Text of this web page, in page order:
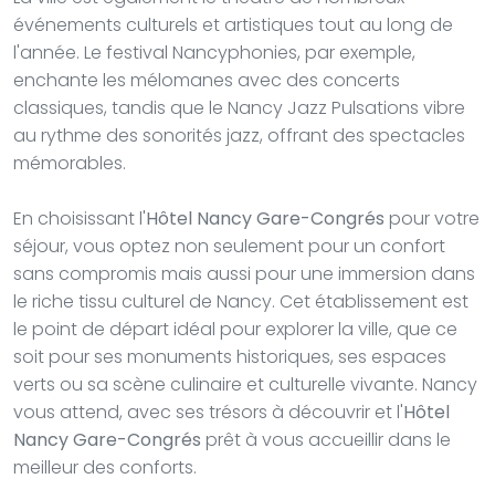
événements culturels et artistiques tout au long de
l'année. Le festival Nancyphonies, par exemple,
enchante les mélomanes avec des concerts
classiques, tandis que le Nancy Jazz Pulsations vibre
au rythme des sonorités jazz, offrant des spectacles
mémorables.
En choisissant l'Hôtel Nancy Gare-Congrés pour votre
séjour, vous optez non seulement pour un confort
sans compromis mais aussi pour une immersion dans
le riche tissu culturel de Nancy. Cet établissement est
le point de départ idéal pour explorer la ville, que ce
soit pour ses monuments historiques, ses espaces
verts ou sa scène culinaire et culturelle vivante. Nancy
vous attend, avec ses trésors à découvrir et l'Hôtel
Nancy Gare-Congrés prêt à vous accueillir dans le
meilleur des conforts.